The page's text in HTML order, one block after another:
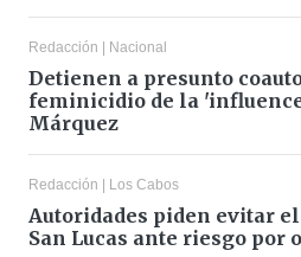
Redacción | Nacional
Detienen a presunto
feminicidio de la
Márquez
Redacción | Los Cabos
Autoridades piden evitar el
San Lucas ante riesgo por